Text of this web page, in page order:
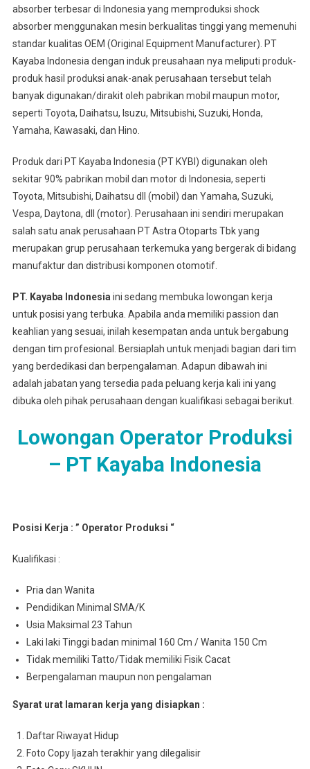
absorber terbesar di Indonesia yang memproduksi shock
absorber menggunakan mesin berkualitas tinggi yang memenuhi
standar kualitas OEM (Original Equipment Manufacturer). PT
Kayaba Indonesia dengan induk preusahaan nya meliputi produk-
produk hasil produksi anak-anak perusahaan tersebut telah
banyak digunakan/dirakit oleh pabrikan mobil maupun motor,
seperti Toyota, Daihatsu, Isuzu, Mitsubishi, Suzuki, Honda,
Yamaha, Kawasaki, dan Hino.
Produk dari PT Kayaba Indonesia (PT KYBI) digunakan oleh
sekitar 90% pabrikan mobil dan motor di Indonesia, seperti
Toyota, Mitsubishi, Daihatsu dll (mobil) dan Yamaha, Suzuki,
Vespa, Daytona, dll (motor). Perusahaan ini sendiri merupakan
salah satu anak perusahaan PT Astra Otoparts Tbk yang
merupakan grup perusahaan terkemuka yang bergerak di bidang
manufaktur dan distribusi komponen otomotif.
PT. Kayaba Indonesia ini sedang membuka lowongan kerja
untuk posisi yang terbuka. Apabila anda memiliki passion dan
keahlian yang sesuai, inilah kesempatan anda untuk bergabung
dengan tim profesional. Bersiaplah untuk menjadi bagian dari tim
yang berdedikasi dan berpengalaman. Adapun dibawah ini
adalah jabatan yang tersedia pada peluang kerja kali ini yang
dibuka oleh pihak perusahaan dengan kualifikasi sebagai berikut.
Lowongan Operator Produksi
– PT Kayaba Indonesia
Posisi Kerja : ” Operator Produksi “
Kualifikasi :
Pria dan Wanita
Pendidikan Minimal SMA/K
Usia Maksimal 23 Tahun
Laki laki Tinggi badan minimal 160 Cm / Wanita 150 Cm
Tidak memiliki Tatto/Tidak memiliki Fisik Cacat
Berpengalaman maupun non pengalaman
Syarat urat lamaran kerja yang disiapkan :
Daftar Riwayat Hidup
Foto Copy Ijazah terakhir yang dilegalisir